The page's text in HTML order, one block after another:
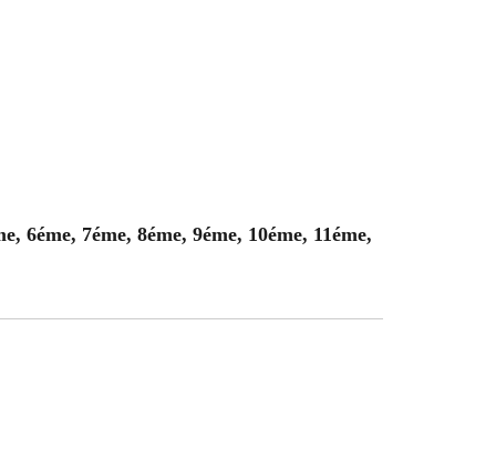
6éme, 7éme, 8éme, 9éme, 10éme, 11éme,